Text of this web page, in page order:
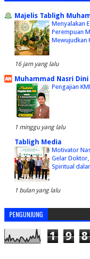
Majelis Tabligh
Menyalakan
Perempuan
Mewujudkan
16 jam yang lalu
Muhammad Nasri Dini
Pengajian
1 minggu yang lalu
Tabligh Media
Motivator
Gelar Doktor,
Spiritual
1 bulan yang lalu
PENGUNJUNG
1 9 8